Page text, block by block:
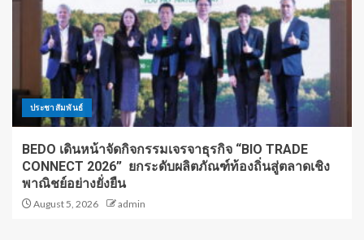
ประชาสัมพันธ์
BEDO เดินหน้าจัดกิจกรรมเจรจาธุรกิจ “BIO TRADE
CONNECT 2026” ยกระดับผลิตภัณฑ์ท้องถิ่นสู่ตลาดเชิง
พาณิชย์อย่างยั่งยืน
August 5, 2026 admin